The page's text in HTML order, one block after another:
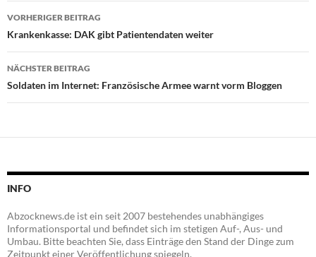
Beitragsnavigation
VORHERIGER BEITRAG
Krankenkasse: DAK gibt Patientendaten weiter
NÄCHSTER BEITRAG
Soldaten im Internet: Französische Armee warnt vorm Bloggen
INFO
Abzocknews.de ist ein seit 2007 bestehendes unabhängiges
Informationsportal und befindet sich im stetigen Auf-, Aus- und
Umbau. Bitte beachten Sie, dass Einträge den Stand der Dinge zum
Zeitpunkt einer Veröffentlichung spiegeln.